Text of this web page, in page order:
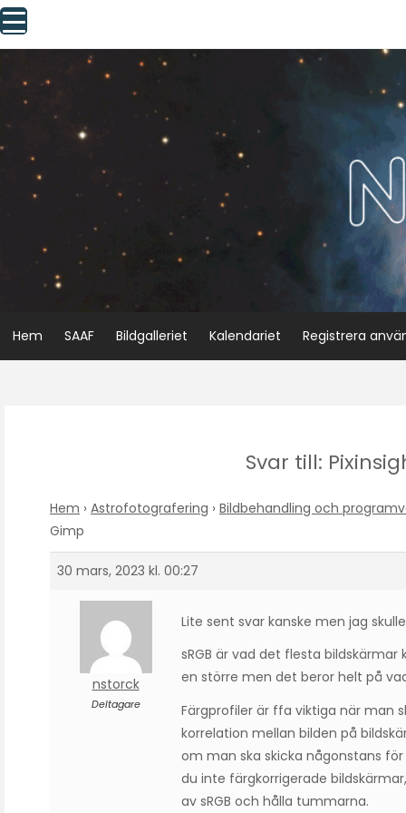
Skip
to
content
Hem SAAF Bildgalleriet Kalendariet Registrera
Svar till:
Hem › Astrofotografering › Bildbehandling och
Gimp
30 mars, 2023 kl. 00:27
nstorck
Deltagare
Lite sent svar kanske men jag
sRGB är vad det flesta
en större men det beror helt på
Färgprofiler är ffa viktiga när man
korrelation mellan bilden på
om man ska skicka någonstans
du inte färgkorrigerade
av sRGB och hålla tummarna.